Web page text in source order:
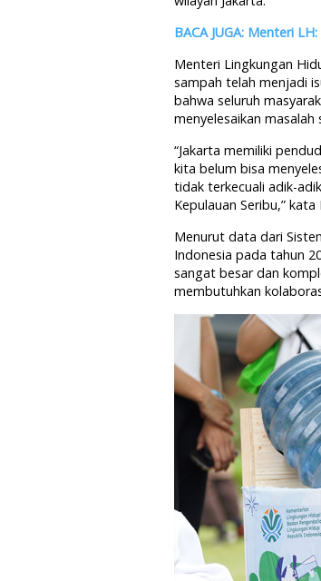
BACA JUGA: Menteri
Menteri Lingkungan
sampah telah menjadi
bahwa seluruh
menyelesaikan
“Jakarta memiliki
kita belum bisa
tidak terkecuali adik-
Kepulauan Seribu,”
Menurut data dari
Indonesia pada tahun
sangat besar dan
membutuhkan